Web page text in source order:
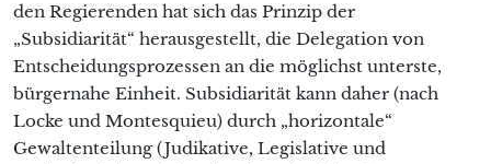
den Regierenden hat sich das Prinzip der
„Subsidiarität“ herausgestellt, die Delegation von
Entscheidungsprozessen an die möglichst unterste,
bürgernahe Einheit. Subsidiarität kann daher (nach
Locke und Montesquieu) durch „horizontale“
Gewaltenteilung (Judikative, Legislative und